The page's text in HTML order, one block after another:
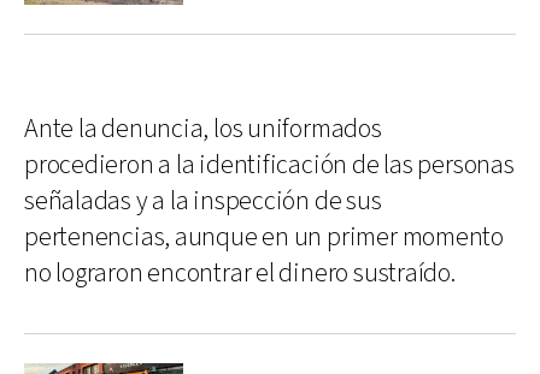
Ante la denuncia, los uniformados
procedieron a la identificación de las personas
señaladas y a la inspección de sus
pertenencias, aunque en un primer momento
no lograron encontrar el dinero sustraído.